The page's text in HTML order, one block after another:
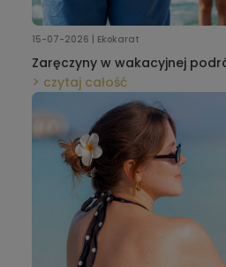
15-07-2026 | Ekokarat
Zaręczyny w wakacyjnej
przewieźć pierścionek w
zepsuć niespodzianki?
czytaj całość